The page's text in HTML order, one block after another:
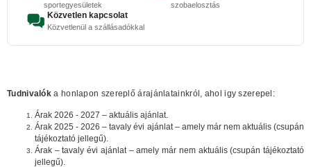
sportegyesületek
szobaelosztás
Közvetlen kapcsolat
Közvetlenül a szállásadókkal
Tudnivalók a honlapon szereplő árajánlatainkról, ahol igy szerepel:
Árak 2026 - 2027 – aktuális ajánlat.
Árak 2025 - 2026 – tavaly évi ajánlat – amely már nem aktuális (csupán
tájékoztató jellegű).
Árak – tavaly évi ajánlat – amely már nem aktuális (csupán tájékoztató
jellegű).